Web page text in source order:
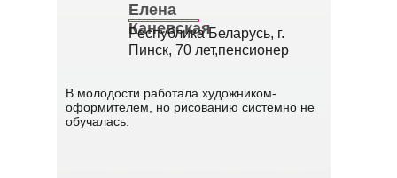
Елена
Каневская
Республика Беларусь, г.
Пинск, 70 лет,пенсионер
В молодости работала художником-
оформителем, но рисованию системно не
обучалась.